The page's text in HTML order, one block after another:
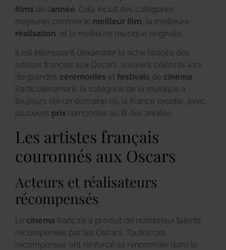
films de l’année . Cela inclut des catégories
majeures comme le meilleur film, la meilleure
réalisation, et la meilleure musique originale.
Il est intéressant d’examiner la riche histoire des
artistes français aux Oscars, souvent célébrés lors
de grandes cérémonies et festivals de cinéma.
Particulièrement, la catégorie de la musique a
toujours été un domaine où la France excelle, avec
plusieurs prix remportés au fil des années.
Les artistes français
couronnés aux Oscars
Acteurs et réalisateurs
récompensés
Le cinéma français a produit de nombreux talents
récompensés par les Oscars. Toutes ces
récompenses ont renforcé sa renommée dans le